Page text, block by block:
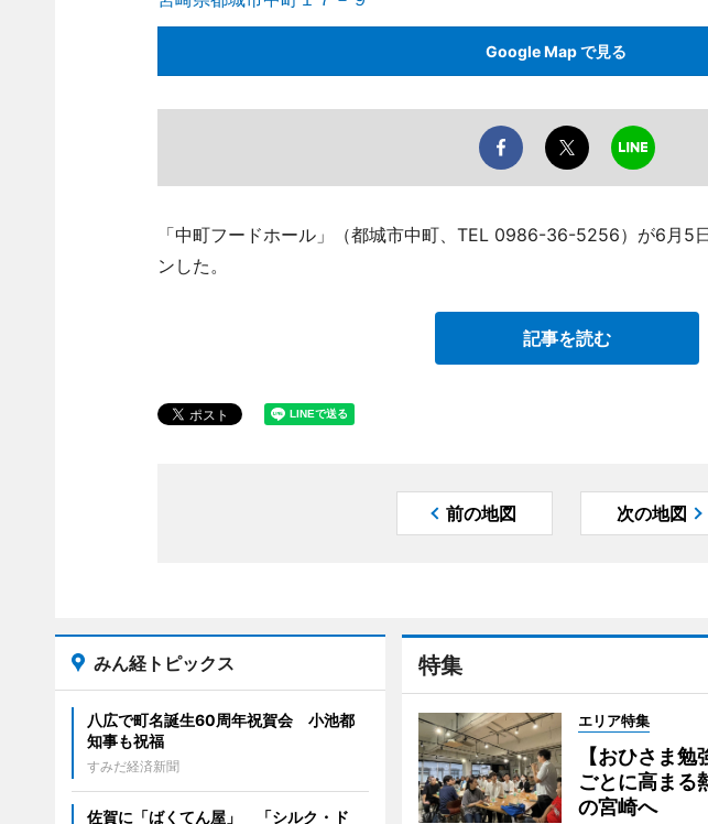
Google Map で見る
「中町フードホール」（都城市中町、TEL 0986-36-5256）が6月5
ンした。
記事を読む
前の地図 次の地図
特集
エリア特集
【おひさま
ごとに高まる
の宮崎へ
みん経トピックス
八広で町名誕生60周年祝賀会 小池都
知事も祝福
すみだ経済新聞
佐賀に「ばくてん屋」 「シルク・ド